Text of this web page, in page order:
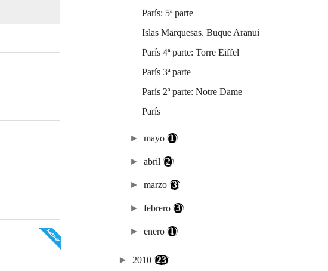
París: 5ª parte
Islas Marquesas. Buque Aranui
París 4ª parte: Torre Eiffel
París 3ª parte
París 2ª parte: Notre Dame
París
►mayo(1)
►abril(2)
►marzo(3)
►febrero(3)
►enero(1)
► 2010 (23)